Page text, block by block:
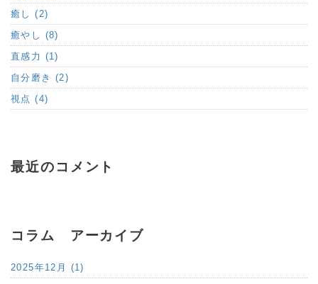
癒し (2)
癒やし (8)
直感力 (1)
自分磨き (2)
視点 (4)
最近のコメント
コラム アーカイブ
2025年12月 (1)